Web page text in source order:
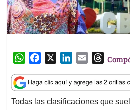
W
a
t
s
c
e
b
n
k
e
a
i
l
T
r
e
a
Todas las clasificaciones que